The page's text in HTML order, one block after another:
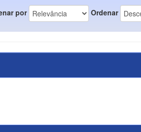
por Ordenar